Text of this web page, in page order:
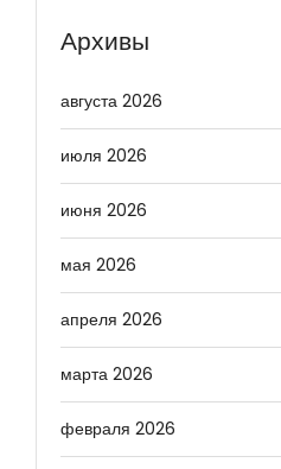
Архивы
августа 2026
июля 2026
июня 2026
мая 2026
апреля 2026
марта 2026
февраля 2026